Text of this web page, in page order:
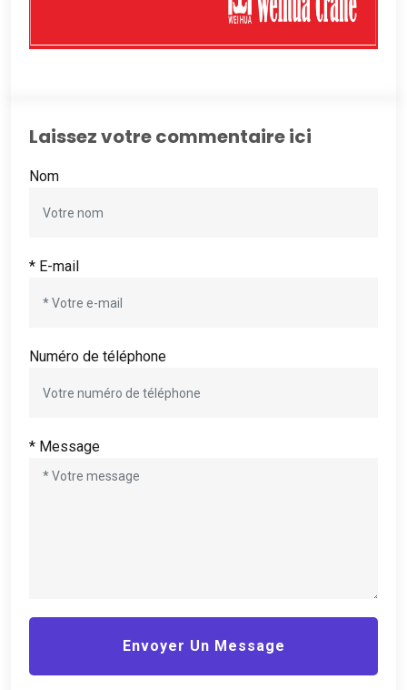
Laissez votre commentaire ici
Nom
* E-mail
Numéro de téléphone
* Message
Envoyer Un Message